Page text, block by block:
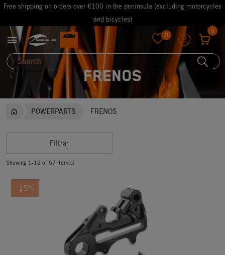
Free shipping on orders over €100 in the peninsula (excluding motorcycles
and bicycles)
 0
0
FRENOS
POWERPARTS FRENOS
Filtrar
Showing 1-12 of 57 item(s)
-15%